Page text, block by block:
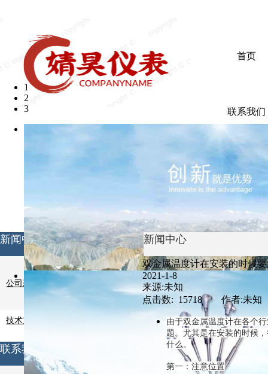
首页
联系我们
1
2
3
新闻中心
公司新闻
技术支持
联系我们
新闻中心
双金属温度计在安装的时候
2021-1-8
来源:未知
点击数: 15718 作者:未知
由于双金属温度计在各个
题。尤其是在安装的时候
什么。
第一：注意位置